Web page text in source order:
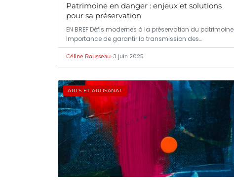
Patrimoine en danger : enjeux et solutions
pour sa préservation
EN BREF Défis modernes à la préservation du patrimoine
Importance de garantir la transmission des…
Céline Rousseau•3 juin 2025
ARTS ET ARTISANAT